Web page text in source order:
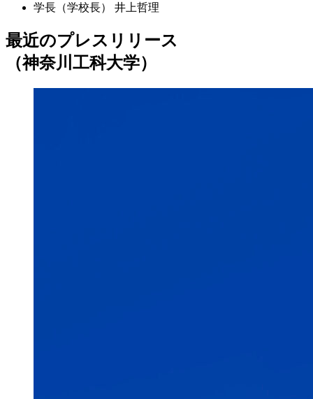
学長（学校長）
井上哲理
最近のプレスリリース
（神奈川工科大学）